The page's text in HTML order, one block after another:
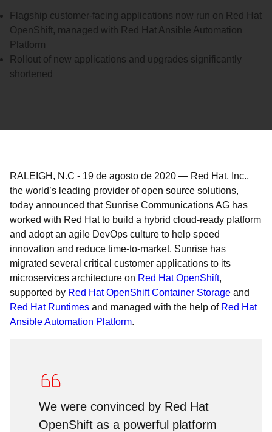
Flagship customer-facing applications now run on Red Hat
OpenShift, managed with Red Hat Ansible Automation
Platform
Rollout of new applications and upgrades significantly
shortened
RALEIGH, N.C - 19 de agosto de 2020 — Red Hat, Inc.,
the world’s leading provider of open source solutions,
today announced that Sunrise Communications AG has
worked with Red Hat to build a hybrid cloud-ready platform
and adopt an agile DevOps culture to help speed
innovation and reduce time-to-market. Sunrise has
migrated several critical customer applications to its
microservices architecture on Red Hat OpenShift,
supported by Red Hat OpenShift Container Storage and
Red Hat Runtimes and managed with the help of Red Hat
Ansible Automation Platform.
We were convinced by Red Hat
OpenShift as a powerful platform